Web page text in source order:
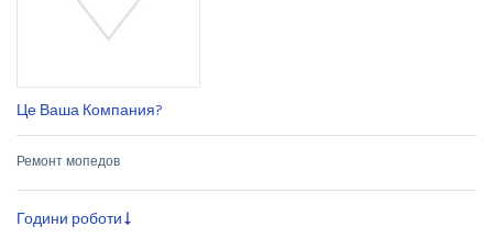
Це Ваша Компания?
Ремонт мопедов
Години роботи